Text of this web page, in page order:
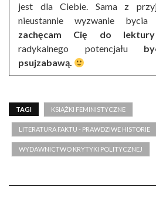
jest dla Ciebie. Sama z
nieustannie wyzwanie bycia
zachęcam Cię do lektury
radykalnego potencjału
psujzabawą.
TAGI KSIĄŻKI FEMINISTYCZNE
LITERATURA FAKTU - PRAWDZIWE HISTORIE
WYDAWNICTWO KRYTYKI POLITYCZNEJ